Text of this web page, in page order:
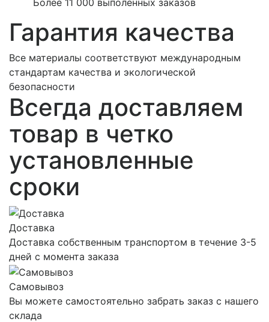
Более 11 000 выполенных заказов
Гарантия качества
Все материалы соответствуют международным
стандартам качества и экологической
безопасности
Всегда доставляем
товар в четко
установленные
сроки
Доставка
Доставка собственным транспортом в течение 3-5
дней с момента заказа
Самовывоз
Вы можете самостоятельно забрать заказ с нашего
склада